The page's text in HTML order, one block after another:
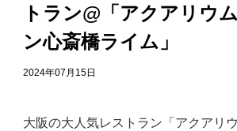
トラン@「アクアリウ
ン心斎橋ライム」
2024年07月15日
大阪の大人気レストラン「アクアリ